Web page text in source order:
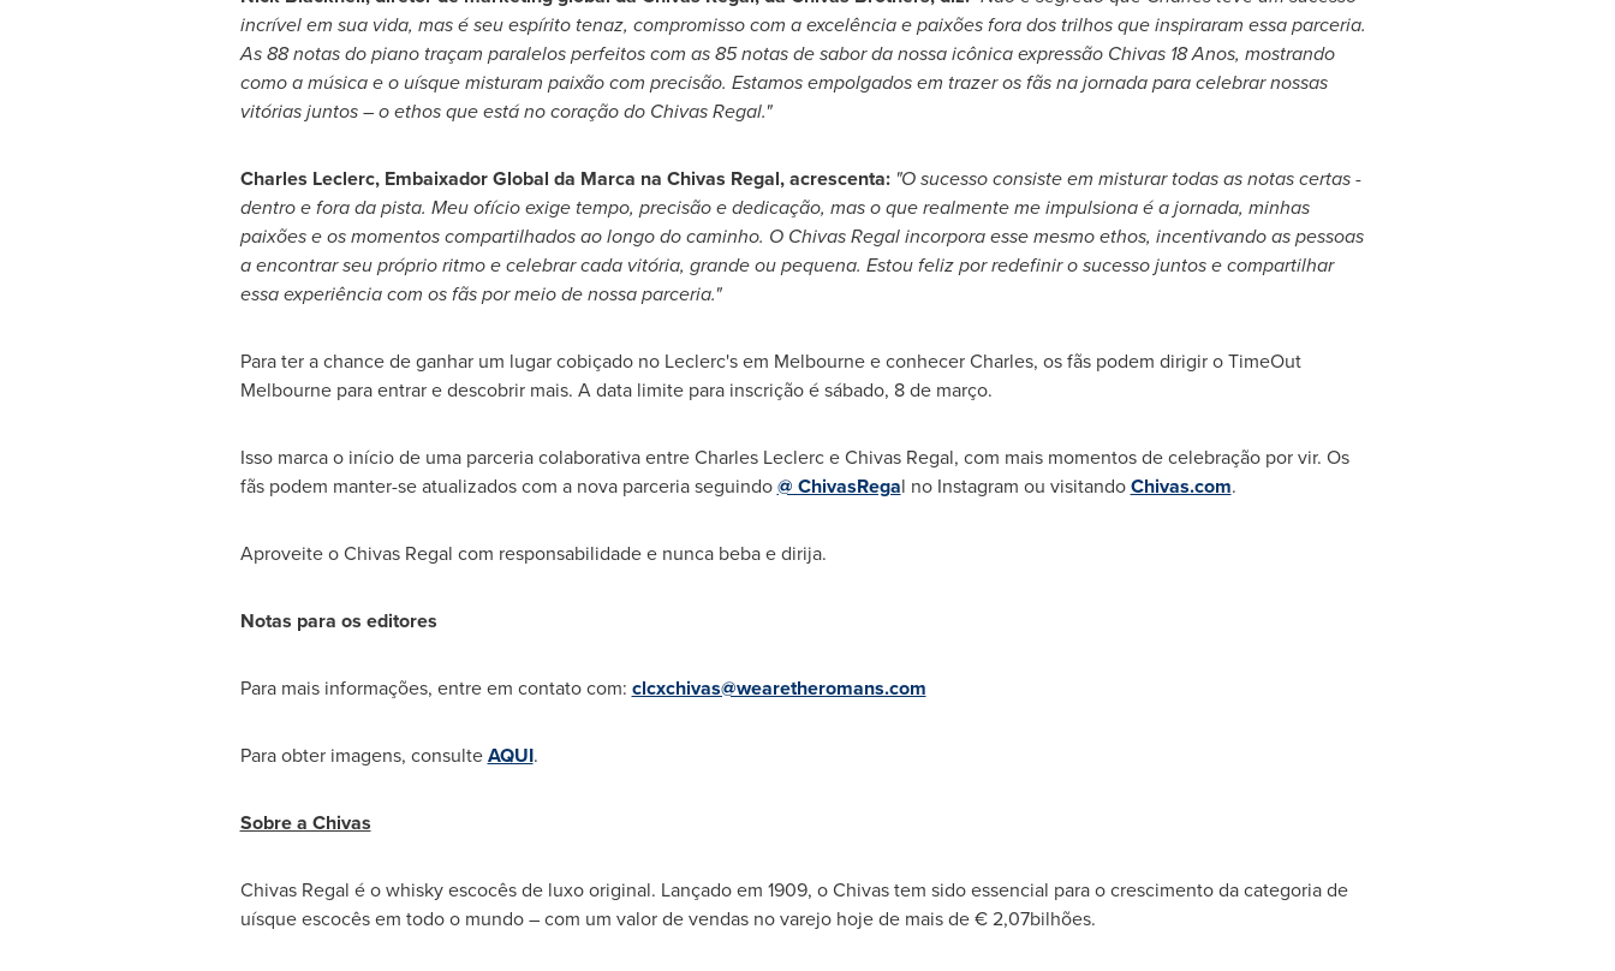
incrível em sua vida, mas é seu espírito tenaz, compromisso com a excelência e paixões fora dos trilhos que inspiraram essa parceria.
As 88 notas do piano traçam paralelos perfeitos com as 85 notas de sabor da nossa icônica expressão Chivas 18 Anos, mostrando
como a música e o uísque misturam paixão com precisão. Estamos empolgados em trazer os fãs na jornada para celebrar nossas
vitórias juntos – o ethos que está no coração do Chivas Regal."
Charles Leclerc, Embaixador Global da Marca na Chivas Regal, acrescenta: "O sucesso consiste em misturar todas as notas certas -
dentro e fora da pista. Meu ofício exige tempo, precisão e dedicação, mas o que realmente me impulsiona é a jornada, minhas
paixões e os momentos compartilhados ao longo do caminho. O Chivas Regalincorpora esse mesmo ethos, incentivando as pessoas
a encontrar seu próprio ritmo e celebrar cada vitória, grande ou pequena. Estou feliz por redefinir o sucesso juntos e compartilhar
essa experiência com os fãs por meio de nossa parceria."
Para ter a chance de ganhar um lugar cobiçado no Leclerc's em Melbournee conhecer Charles, os fãs podem dirigir o TimeOut
Melbourne para entrar e descobrir mais. A data limite para inscrição é sábado, 8 de março.
Isso marca o início de uma parceria colaborativa entreCharles LeclerceChivas Regal, com mais momentos de celebração por vir. Os
fãs podem manter-se atualizados com a nova parceria seguindo@ ChivasRegal no Instagram ou visitandoChivas.com.
Aproveite oChivas Regal com responsabilidade e nunca beba e dirija.
Notas para os editores
Para mais informações, entre em contato com: clcxchivas@wearetheromans.com
Para obter imagens, consulteAQUI.
Sobre a Chivas
Chivas Regal é o whisky escocês de luxo original. Lançado em 1909, o Chivas tem sido essencial para o crescimento da categoria de
uísque escocês em todo o mundo – com um valor de vendas no varejo hoje de mais de € 2,07bilhões.